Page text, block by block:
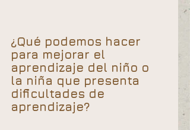
¿Qué podemos hacer
para mejorar el
aprendizaje del niño o
la niña que presenta
dificultades de
aprendizaje?